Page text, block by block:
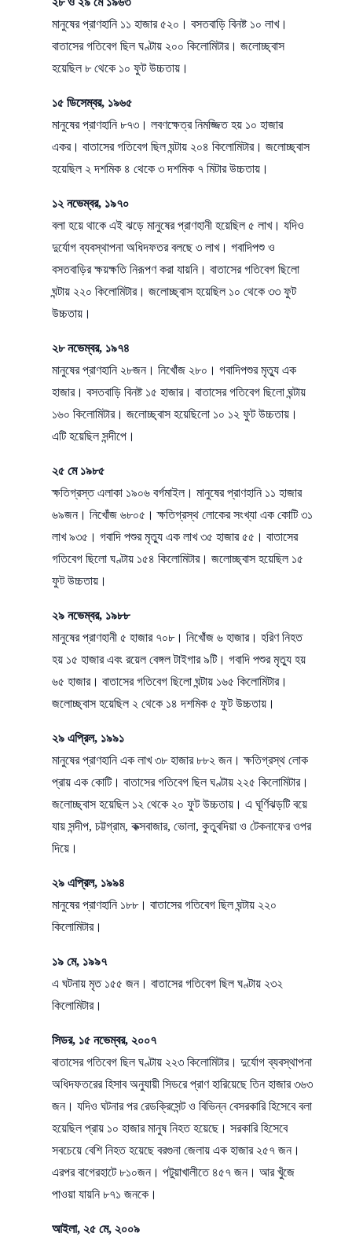
মানুষের প্রাণহানি ১১ হাজার ৫২০। বসতবাড়ি বিনষ্ট ১০ লাখ।
বাতাসের গতিবেগ ছিল ঘণ্টায় ২০০ কিলোমিটার। জলোচ্ছ্বাস
হয়েছিল ৮ থেকে ১০ ফুট উচ্চতায়।
১৫ ডিসেম্বর, ১৯৬৫
মানুষের প্রাণহানি ৮৭৩। লবণক্ষেত্র নিমজ্জিত হয় ১০ হাজার
একর। বাতাসের গতিবেগ ছিল ঘন্টায় ২০৪ কিলোমিটার। জলোচ্ছ্বাস
হয়েছিল ২ দশমিক ৪ থেকে ৩ দশমিক ৭ মিটার উচ্চতায়।
১২ নভেম্বর, ১৯৭০
বলা হয়ে থাকে এই ঝড়ে মানুষের প্রাণহানী হয়েছিল ৫ লাখ। যদিও
দুর্যোগ ব্যবস্থাপনা অধিদফতর বলছে ৩ লাখ। গবাদিপশু ও
বসতবাড়ির ক্ষয়ক্ষতি নিরূপণ করা যায়নি। বাতাসের গতিবেগ ছিলো
ঘন্টায় ২২০ কিলোমিটার। জলোচ্ছ্বাস হয়েছিল ১০ থেকে ৩৩ ফুট
উচ্চতায়।
২৮ নভেম্বর, ১৯৭৪
মানুষের প্রাণহানি ২৮জন। নিখোঁজ ২৮০। গবাদিপশুর মৃত্যু এক
হাজার। বসতবাড়ি বিনষ্ট ১৫ হাজার। বাতাসের গতিবেগ ছিলো ঘন্টায়
১৬০ কিলোমিটার। জলোচ্ছ্বাস হয়েছিলো ১০ ১২ ফুট উচ্চতায়।
এটি হয়েছিল সন্দীপে।
২৫ মে ১৯৮৫
ক্ষতিগ্রস্ত এলাকা ১৯০৬ বর্গমাইল। মানুষের প্রাণহানি ১১ হাজার
৬৯জন। নিখোঁজ ৬৮০৫। ক্ষতিগ্রস্থ লোকের সংখ্যা এক কোটি ৩১
লাখ ৯৩৫। গবাদি পশুর মৃত্যু এক লাখ ৩৫ হাজার ৫৫। বাতাসের
গতিবেগ ছিলো ঘণ্টায় ১৫৪ কিলোমিটার। জলোচ্ছ্বাস হয়েছিল ১৫
ফুট উচ্চতায়।
২৯ নভেম্বর, ১৯৮৮
মানুষের প্রাণহানী ৫ হাজার ৭০৮। নিখোঁজ ৬ হাজার। হরিণ নিহত
হয় ১৫ হাজার এবং রয়েল বেঙ্গল টাইগার ৯টি। গবাদি পশুর মৃত্যু হয়
৬৫ হাজার। বাতাসের গতিবেগ ছিলো ঘন্টায় ১৬৫ কিলোমিটার।
জলোচ্ছ্বাস হয়েছিল ২ থেকে ১৪ দশমিক ৫ ফুট উচ্চতায়।
২৯ এপ্রিল, ১৯৯১
মানুষের প্রাণহানি এক লাখ ৩৮ হাজার ৮৮২ জন। ক্ষতিগ্রস্থ লোক
প্রায় এক কোটি। বাতাসের গতিবেগ ছিল ঘণ্টায় ২২৫ কিলোমিটার।
জলোচ্ছ্বাস হয়েছিল ১২ থেকে ২০ ফুট উচ্চতায়। এ ঘূর্ণিঝড়টি বয়ে
যায় সন্দীপ, চট্টগ্রাম, কক্সবাজার, ভোলা, কুতুবদিয়া ও টেকনাফের ওপর
দিয়ে।
২৯ এপ্রিল, ১৯৯৪
মানুষের প্রাণহানি ১৮৮। বাতাসের গতিবেগ ছিল ঘন্টায় ২২০
কিলোমিটার।
১৯ মে, ১৯৯৭
এ ঘটনায় মৃত ১৫৫ জন। বাতাসের গতিবেগ ছিল ঘণ্টায় ২৩২
কিলোমিটার।
সিডর, ১৫ নভেম্বর, ২০০৭
বাতাসের গতিবেগ ছিল ঘণ্টায় ২২৩ কিলোমিটার। দুর্যোগ ব্যবস্থাপনা
অধিদফতরের হিসাব অনুযায়ী সিডরে প্রাণ হারিয়েছে তিন হাজার ৩৬৩
জন। যদিও ঘটনার পর রেডক্রিসেন্ট ও বিভিন্ন বেসরকারি হিসেবে বলা
হয়েছিল প্রায় ১০ হাজার মানুষ নিহত হয়েছে। সরকারি হিসেবে
সবচেয়ে বেশি নিহত হয়েছে বরগুনা জেলায় এক হাজার ২৫৭ জন।
এরপর বাগেরহাটে ৮১০জন। পটুয়াখালীতে ৪৫৭ জন। আর খুঁজে
পাওয়া যায়নি ৮৭১ জনকে।
আইলা, ২৫ মে, ২০০৯